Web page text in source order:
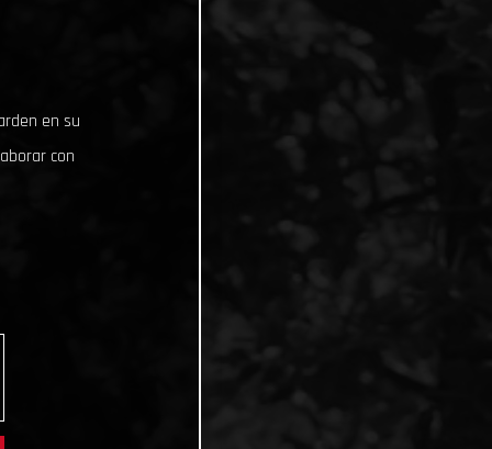
en su
con